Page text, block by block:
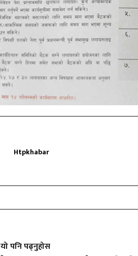
Htpkhabar
यो पनि पढ्नुहोस